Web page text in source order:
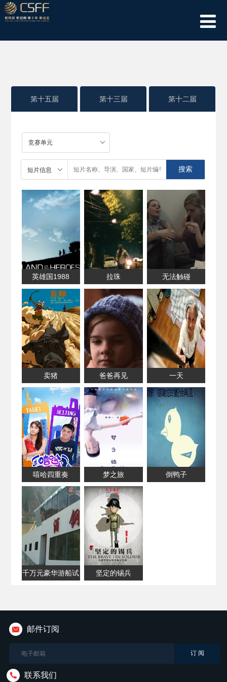
第十五届 第十三届 第十二届
英雄国1988 拉珠 无法触碰
卖猪 爸爸再见 一天
嘻哈四重奏 梦之旅 倒鸭子
千万元豪华游船试
坚定的锡兵
邮件订阅
联系我们